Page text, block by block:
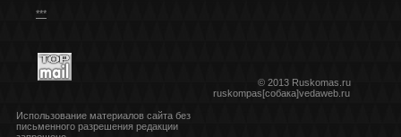
***
© 2013 Ruskomas.ru
ruskompas[собака]vedaweb.ru
Использование материалов сайта без
письменного разрешения редакции